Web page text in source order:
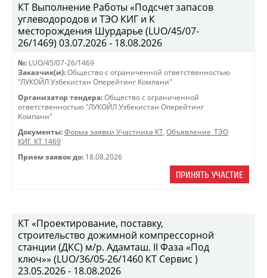
КТ Выполнение Работы «Подсчет запасов
углеводородов и ТЭО КИГ и К
месторождения Шурдарье (LUO/45/07-
26/1469) 03.07.2026 - 18.08.2026
№: LUO/45/07-26/1469
Заказчик(и): Общество с ограниченной ответственностью
"ЛУКОЙЛ Узбекистан Оперейтинг Компани"
Организатор тендера: Общество с ограниченной
ответственностью "ЛУКОЙЛ Узбекистан Оперейтинг
Компани"
Документы: Форма заявки Участника КТ, Объявление_ТЭО
КИГ_КТ 1469
Прием заявок до: 18.08.2026
ПРИНЯТЬ УЧАСТИЕ
КТ «Проектирование, поставку,
строительство дожимной компрессорной
станции (ДКС) м/р. Адамташ. II Фаза «Под
ключ»» (LUO/36/05-26/1460 КТ Сервис )
23.05.2026 - 18.08.2026